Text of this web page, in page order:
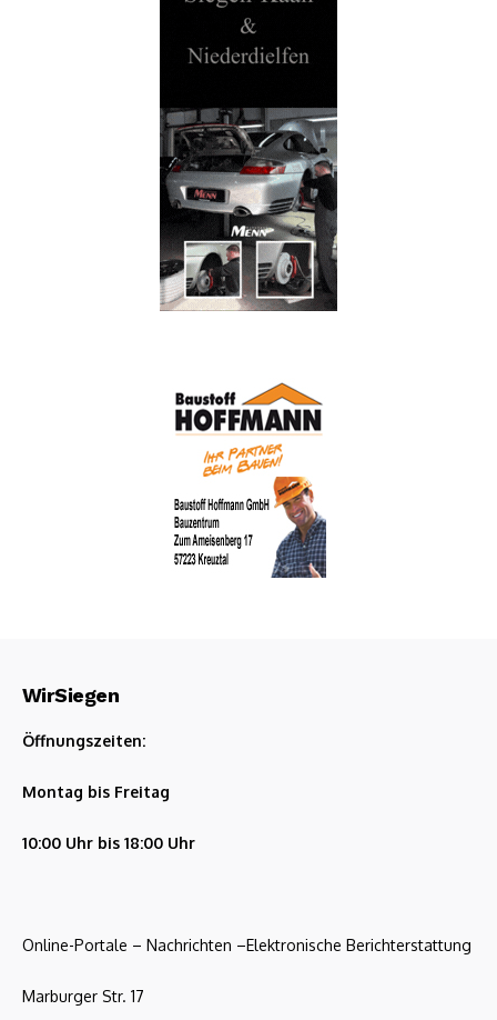
WirSiegen
Öffnungszeiten:
Montag bis Freitag
10:00 Uhr bis 18:00 Uhr
Online-Portale – Nachrichten –Elektronische Berichterstattung
Marburger Str. 17